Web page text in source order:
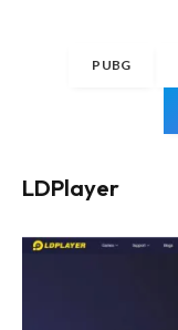
PUBG
LDPlayer